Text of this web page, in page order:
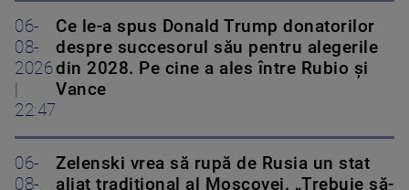
06-
08-
2026
22:47
Ce le-a spus Donald Trump donatorilor
despre succesorul său pentru alegerile
din 2028. Pe cine a ales între Rubio și
Vance
06-
08-
Zelenski vrea să rupă de Rusia un stat
aliat tradițional al Moscovei. „Trebuie să-